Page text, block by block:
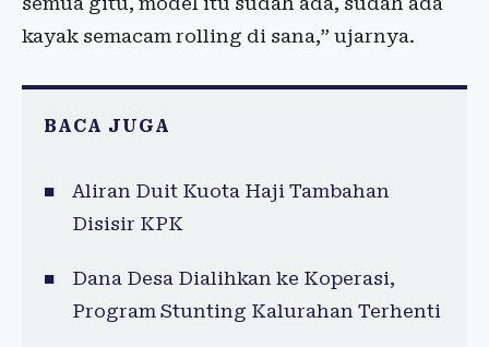
kayak semacam rolling di sana,” ujarnya.
BACA JUGA
Aliran Duit Kuota Haji Tambahan
Disisir KPK
Dana Desa Dialihkan ke Koperasi,
Program Stunting Kalurahan Terhenti